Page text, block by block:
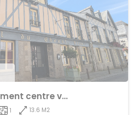
Achat Appartement centre ville
1
13.6 M2